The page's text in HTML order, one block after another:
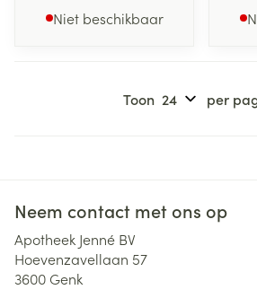
Niet beschikbaar
Toon per
Neem contact met ons op
Apotheek Jenné BV
Hoevenzavellaan 57
3600 Genk